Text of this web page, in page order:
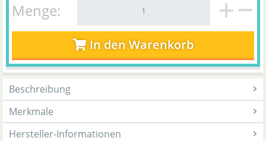
Menge:
In den Warenkorb
Beschreibung
Merkmale
Hersteller-Informationen